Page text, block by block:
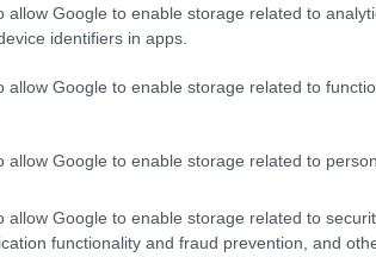
allow Google to enable storage related to
identifiers in apps.
allow Google to enable storage related to
allow Google to enable storage related to
allow Google to enable storage related to
functionality and fraud prevention, and
anche le discussioni
programmi e policies sono
Al di là delle geometrie
un governo o parteciparvi.